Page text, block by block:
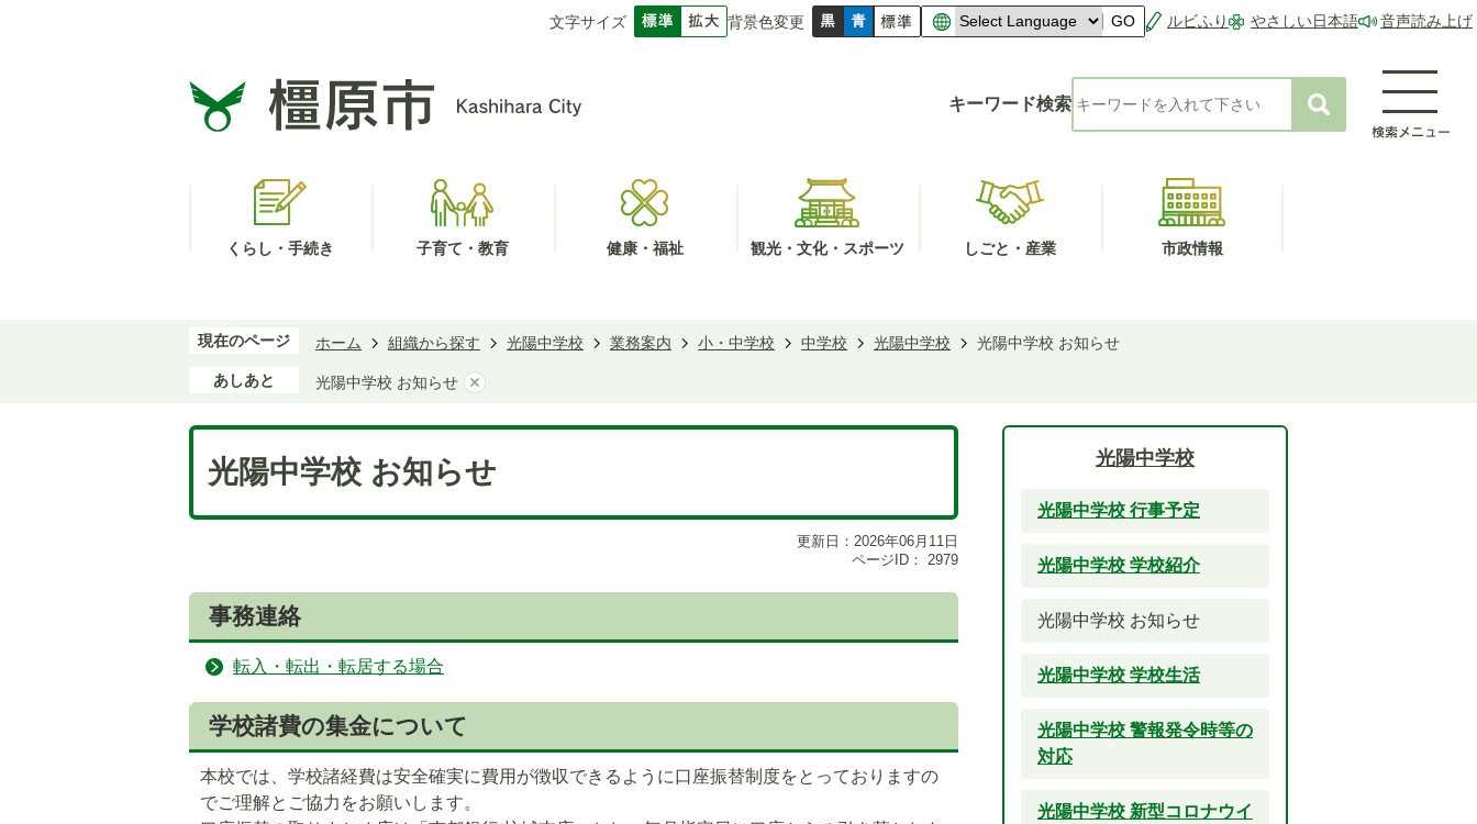
文字サイズ 背景色変更 GO ルビふり やさしい日本語 音声読み上げ
キーワード検索
くらし・手続き 子育て・教育 健康・福祉 観光・文化・スポーツ しごと・産業 市政情報
現在のページ ホーム 組織から探す 光陽中学校 業務案内 小・中学校 中学校 光陽中学校 光陽中学校 お知らせ
あしあと 光陽中学校 お知らせ
光陽中学校 お知らせ
更新日：2026年06月11日
ページID： 2979
事務連絡
転入・転出・転居する場合
学校諸費の集金について
本校では、学校諸経費は安全確実に費用が徴収できるように口座振替制度をとっておりますの
でご理解とご協力をお願いします。
光陽中学校
光陽中学校 行事予定
光陽中学校 学校紹介
光陽中学校 お知らせ
光陽中学校 学校生活
光陽中学校 警報発令時等の
対応
光陽中学校 新型コロナウイ